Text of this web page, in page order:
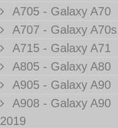
A705 - Galaxy A70
A707 - Galaxy A70s
A715 - Galaxy A71
A805 - Galaxy A80
A905 - Galaxy A90
A908 - Galaxy A90
2019